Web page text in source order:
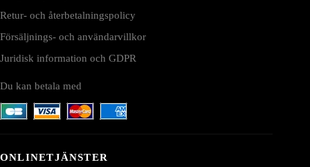
Retur- och återbetalningspolicy
Försäljnings- och användarvillkor
Juridisk information och GDPR
Du kan betala med
ONLINETJÄNSTER